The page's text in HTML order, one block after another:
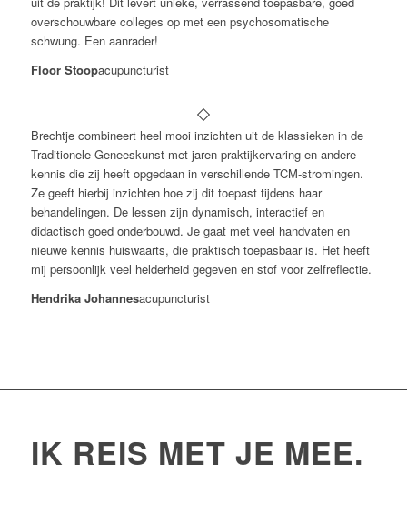
overschouwbare colleges op met een psychosomatische
schwung. Een aanrader!
Floor Stoopacupuncturist
Brechtje combineert heel mooi inzichten uit de klassieken in de
Traditionele Geneeskunst met jaren praktijkervaring en andere
kennis die zij heeft opgedaan in verschillende TCM-stromingen.
Ze geeft hierbij inzichten hoe zij dit toepast tijdens haar
behandelingen. De lessen zijn dynamisch, interactief en
didactisch goed onderbouwd. Je gaat met veel handvaten en
nieuwe kennis huiswaarts, die praktisch toepasbaar is. Het heeft
mij persoonlijk veel helderheid gegeven en stof voor zelfreflectie.
Hendrika Johannesacupuncturist
IK REIS MET JE MEE.